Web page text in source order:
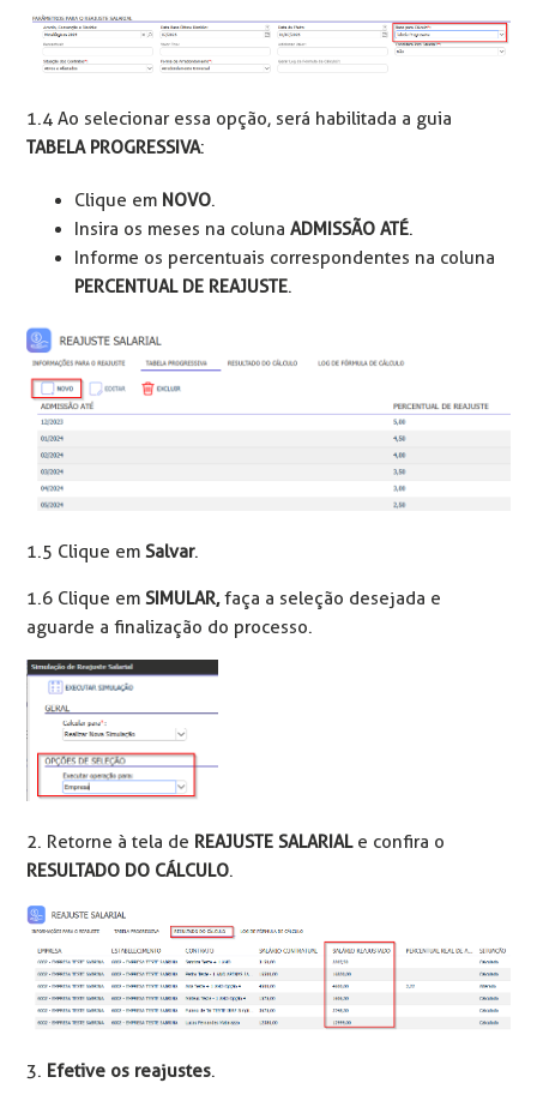
1.4 Ao selecionar essa opção, será habilitada a guia
TABELA PROGRESSIVA:
Clique em NOVO.
Insira os meses na colunaADMISSÃO ATÉ.
Informe os percentuais correspondentes na coluna
PERCENTUAL DE REAJUSTE.
1.5 Clique em Salvar.
1.6 Clique em SIMULAR,faça a seleção desejada e
aguarde a finalização do processo.
2. Retorne à tela de REAJUSTE SALARIALe confira o
RESULTADO DO CÁLCULO.
3. Efetive os reajustes.